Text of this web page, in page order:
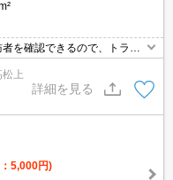
を確認できるので、トラブ
設備は浴室乾燥機・洗面所
しやすいお部屋になりま
のアパート。1か月間のパ
。
松上
詳細を見る
5,000円)